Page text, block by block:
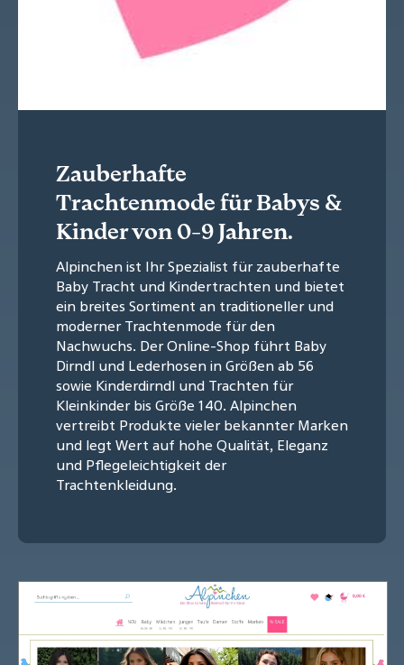
Zauberhafte
Trachtenmode für Babys &
Kinder von 0-9 Jahren.
Alpinchen ist Ihr Spezialist für zauberhafte
Baby Tracht und Kindertrachten und bietet
ein breites Sortiment an traditioneller und
moderner Trachtenmode für den
Nachwuchs. Der Online-Shop führt Baby
Dirndl und Lederhosen in Größen ab 56
sowie Kinderdirndl und Trachten für
Kleinkinder bis Größe 140. Alpinchen
vertreibt Produkte vieler bekannter Marken
und legt Wert auf hohe Qualität, Eleganz
und Pflegeleichtigkeit der
Trachtenkleidung.